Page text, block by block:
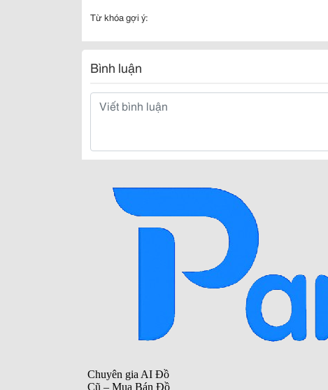
Từ khóa gợi ý:
Bình luận